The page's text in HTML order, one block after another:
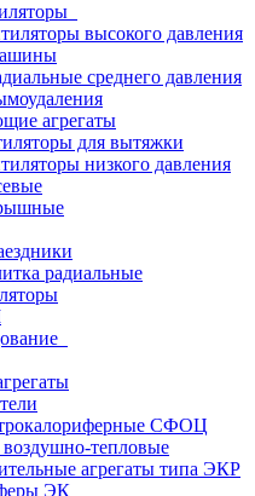
высокого давления
среднего давления
агрегаты
для вытяжки
низкого давления
радиальные
СФОЦ
тепловые
агрегаты типа ЭКР
ЭК